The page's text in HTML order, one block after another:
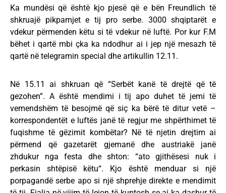
Ka mundësi që është kjo pjesë që e bën Freundlich të
shkruajë pikpamjet e tij pro serbe. 3000 shqiptarët e
vdekur përmenden këtu si të vdekur në luftë. Por kur F.M
bëhet i qartë mbi çka ka ndodhur ai i jep një mesazh të
qartë në telegramin special dhe artikullin 12.11.
Në 15.11 ai shkruan që “Serbët kanë të drejtë që të
gezohen”. A është mendimi i tij apo duhet të jemi të
vemendshëm të besojmë që siç ka bërë të ditur vetë –
korrespondentët e luftës janë të regjur me shpërthimet të
fuqishme të gëzimit kombëtar? Në të njetin drejtim ai
përmend që gazetarët gjemanë dhe austriakë janë
zhdukur nga festa dhe shton: “ato gjithësesi nuk i
perkasin shtëpisë këtu“. Kjo është menduar si një
porpagandë serbe apo si një shprehje direkte e mendimit